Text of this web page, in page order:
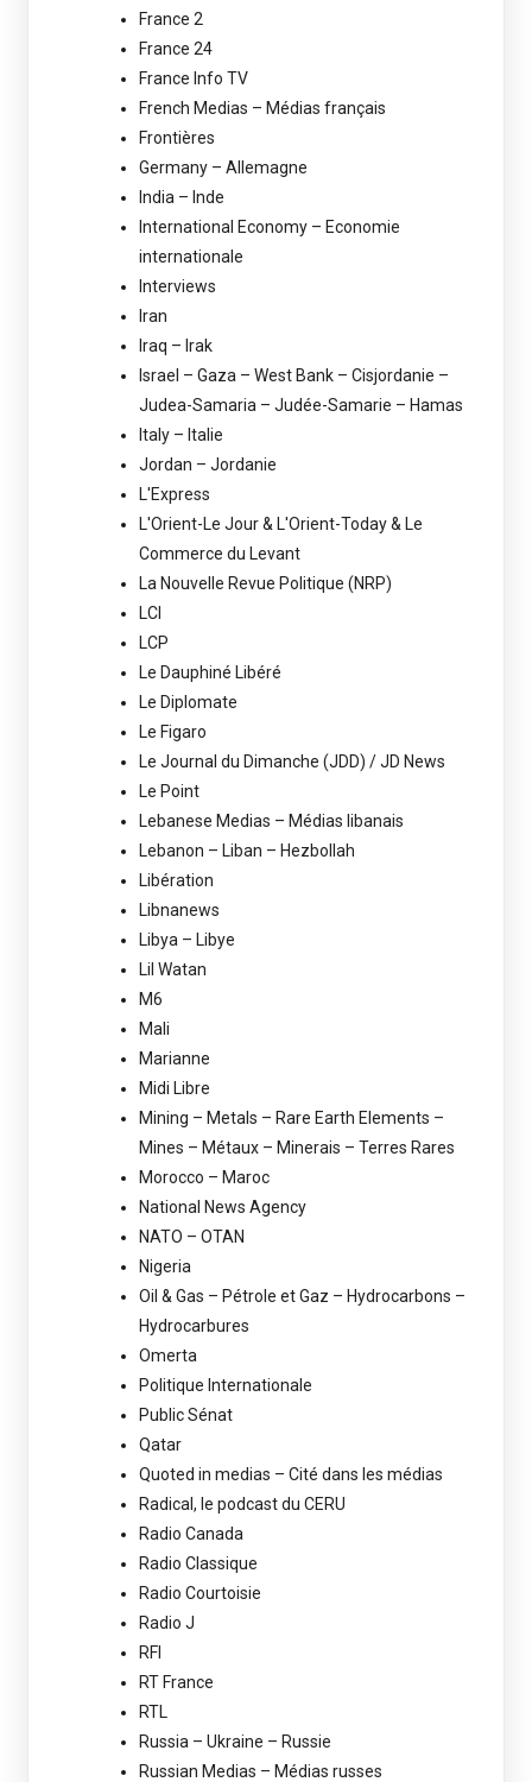
France 2
France 24
France Info TV
French Medias – Médias français
Frontières
Germany – Allemagne
India – Inde
International Economy – Economie
internationale
Interviews
Iran
Iraq – Irak
Israel – Gaza – West Bank – Cisjordanie –
Judea-Samaria – Judée-Samarie – Hamas
Italy – Italie
Jordan – Jordanie
L'Express
L'Orient-Le Jour & L'Orient-Today & Le
Commerce du Levant
La Nouvelle Revue Politique (NRP)
LCI
LCP
Le Dauphiné Libéré
Le Diplomate
Le Figaro
Le Journal du Dimanche (JDD) / JD News
Le Point
Lebanese Medias – Médias libanais
Lebanon – Liban – Hezbollah
Libération
Libnanews
Libya – Libye
Lil Watan
M6
Mali
Marianne
Midi Libre
Mining – Metals – Rare Earth Elements –
Mines – Métaux – Minerais – Terres Rares
Morocco – Maroc
National News Agency
NATO – OTAN
Nigeria
Oil & Gas – Pétrole et Gaz – Hydrocarbons –
Hydrocarbures
Omerta
Politique Internationale
Public Sénat
Qatar
Quoted in medias – Cité dans les médias
Radical, le podcast du CERU
Radio Canada
Radio Classique
Radio Courtoisie
Radio J
RFI
RT France
RTL
Russia – Ukraine – Russie
Russian Medias – Médias russes